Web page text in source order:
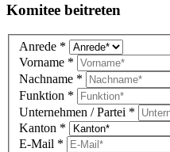
Komitee beitreten
Komitee
DE
(overlay)
Anrede *
Vorname *
Nachname *
Funktion *
Unternehmen / Partei *
Kanton *
E-Mail *